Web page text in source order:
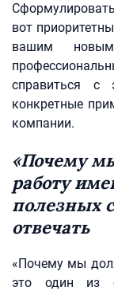
вот
вашим
справиться
конкретные
компании.
«Почему
работу
полезных
отвечать
«Почему мы
это один из